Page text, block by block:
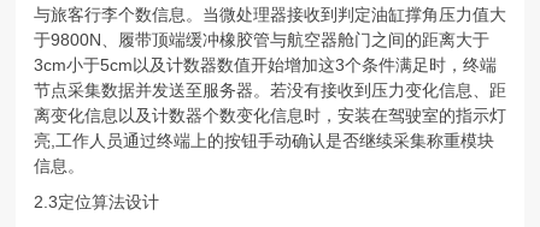
与旅客行李个数信息。当微处理器接收到判定油缸撑角压力值大
于9800N、履带顶端缓冲橡胶管与航空器舱门之间的距离大于
3cm小于5cm以及计数器数值开始增加这3个条件满足时，终端
节点采集数据并发送至服务器。若没有接收到压力变化信息、距
离变化信息以及计数器个数变化信息时，安装在驾驶室的指示灯
亮,工作人员通过终端上的按钮手动确认是否继续采集称重模块
信息。
2.3定位算法设计